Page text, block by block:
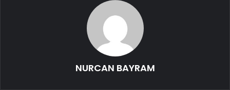
NURCAN BAYRAM